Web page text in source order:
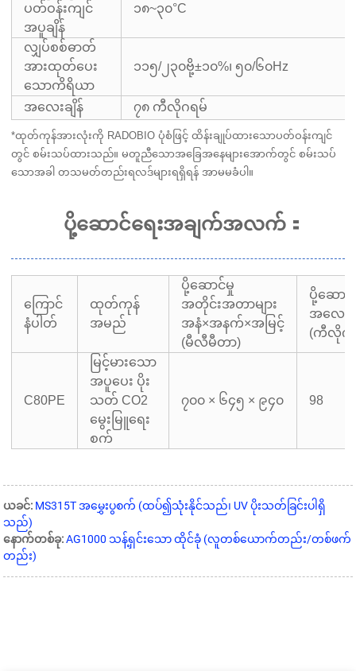
ပတ်ဝန်းကျင်
အပူချိန်
၁၈~၃၀°C
လျှပ်စစ်ဓာတ်
အားထုတ်ပေး
သောကိရိယာ
၁၁၅/၂၃၀ဗို့±၁၀%၊ ၅၀/၆၀Hz
အလေးချိန် ၇၈ ကီလိုဂရမ်
*ထုတ်ကုန်အားလုံးကို RADOBIO ပုံစံဖြင့် ထိန်းချုပ်ထားသောပတ်ဝန်းကျင်
တွင် စမ်းသပ်ထားသည်။ မတူညီသောအခြေအနေများအောက်တွင် စမ်းသပ်
သောအခါ တသမတ်တည်းရလဒ်များရရှိရန် အာမမခံပါ။
ပို့ဆောင်ရေးအချက်အလက်：
ကြောင်
နံပါတ်
ထုတ်ကုန်
အမည်
ပို့ဆောင်မှု
အတိုင်းအတာများ
အနံ×အနက်×အမြင့်
(မီလီမီတာ)
ပို့ဆော
အလေးခ
(ကီလိုဂ
C80PE
မြင့်မားသော
အပူပေး ပိုး
သတ် CO2
မွေးမြူရေး
စက်
၇၀၀ × ၆၄၅ × ၉၄၀ 98
ယခင်: MS315T အမွှေးပွစက် (ထပ်၍သုံးနိုင်သည်၊ UV ပိုးသတ်ခြင်းပါရှိ
သည်)
နောက်တစ်ခု: AG1000 သန့်ရှင်းသော ထိုင်ခုံ (လူတစ်ယောက်တည်း/တစ်ဖက်
တည်း)